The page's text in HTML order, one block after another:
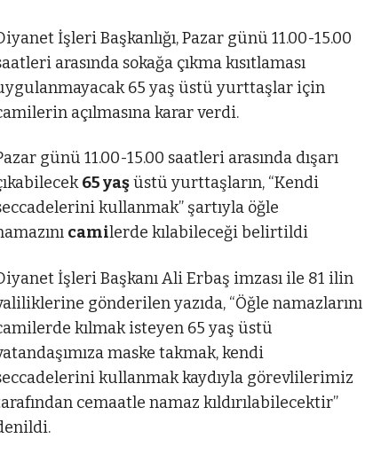
İşleri Başkanlığı, Pazar günü 11.00-15.00
arasında sokağa çıkma kısıtlaması
65 yaş üstü yurttaşlar için
açılmasına karar verdi.
mostbet az
günü 11.00-15.00 saatleri arasında dışarı
65 yaşüstü yurttaşların, “Kendi
kullanmak” şartıyla öğle
camilerde kılabileceği belirtildi
İşleri Başkanı Ali Erbaş imzası ile 81 ilin
gönderilen yazıda, “Öğle namazlarını
kılmak isteyen 65 yaş üstü
maske takmak, kendi
kullanmak kaydıyla görevlilerimiz
cemaatle namaz kıldırılabilecektir”